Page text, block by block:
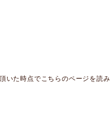
いた時点でこちらのページを読